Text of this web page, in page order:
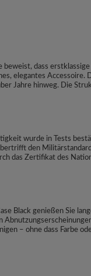
dass
elegantes
Jahre hinweg. Die
wurde in Tests
den
das Zertifikat des
Black genießen Sie
– ohne dass Farbe